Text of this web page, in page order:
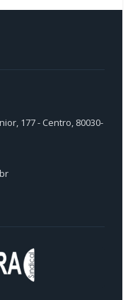
177 - Centro, 80030-